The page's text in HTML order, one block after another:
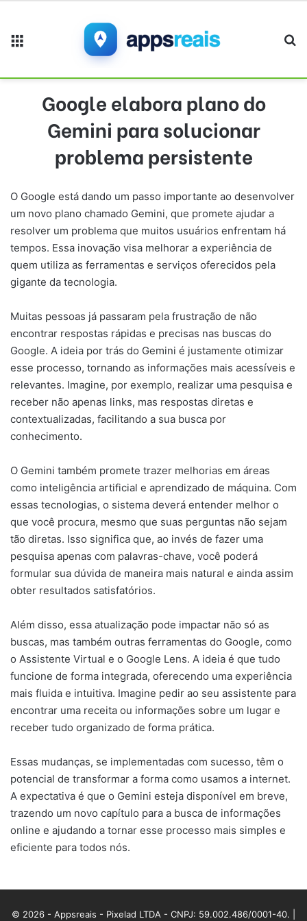
Google elabora plano do
Gemini para solucionar
problema persistente
O Google está dando um passo importante ao desenvolver
um novo plano chamado Gemini, que promete ajudar a
resolver um problema que muitos usuários enfrentam há
tempos. Essa inovação visa melhorar a experiência de
quem utiliza as ferramentas e serviços oferecidos pela
gigante da tecnologia.
Muitas pessoas já passaram pela frustração de não
encontrar respostas rápidas e precisas nas buscas do
Google. A ideia por trás do Gemini é justamente otimizar
esse processo, tornando as informações mais acessíveis e
relevantes. Imagine, por exemplo, realizar uma pesquisa e
receber não apenas links, mas respostas diretas e
contextualizadas, facilitando a sua busca por
conhecimento.
O Gemini também promete trazer melhorias em áreas
como inteligência artificial e aprendizado de máquina. Com
essas tecnologias, o sistema deverá entender melhor o
que você procura, mesmo que suas perguntas não sejam
tão diretas. Isso significa que, ao invés de fazer uma
pesquisa apenas com palavras-chave, você poderá
formular sua dúvida de maneira mais natural e ainda assim
obter resultados satisfatórios.
Além disso, essa atualização pode impactar não só as
buscas, mas também outras ferramentas do Google, como
o Assistente Virtual e o Google Lens. A ideia é que tudo
funcione de forma integrada, oferecendo uma experiência
mais fluida e intuitiva. Imagine pedir ao seu assistente para
encontrar uma receita ou informações sobre um lugar e
receber tudo organizado de forma prática.
Essas mudanças, se implementadas com sucesso, têm o
potencial de transformar a forma como usamos a internet.
A expectativa é que o Gemini esteja disponível em breve,
trazendo um novo capítulo para a busca de informações
online e ajudando a tornar esse processo mais simples e
eficiente para todos nós.
© 2026 - Appsreais - Pixelad LTDA - CNPJ: 59.002.486/0001-40. |